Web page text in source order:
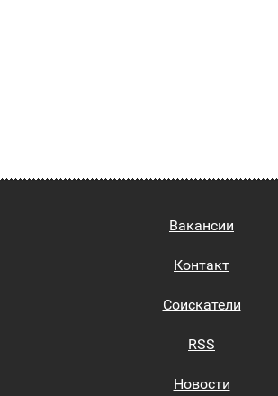
Вакансии
Контакт
Соискатели
RSS
Новости